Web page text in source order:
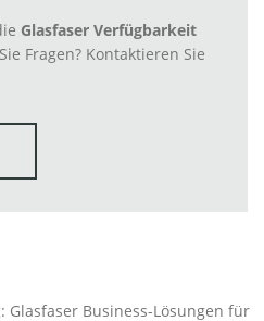
Glasfaser Verfügbarkeit
Fragen? Kontaktieren Sie
Business-Lösungen für